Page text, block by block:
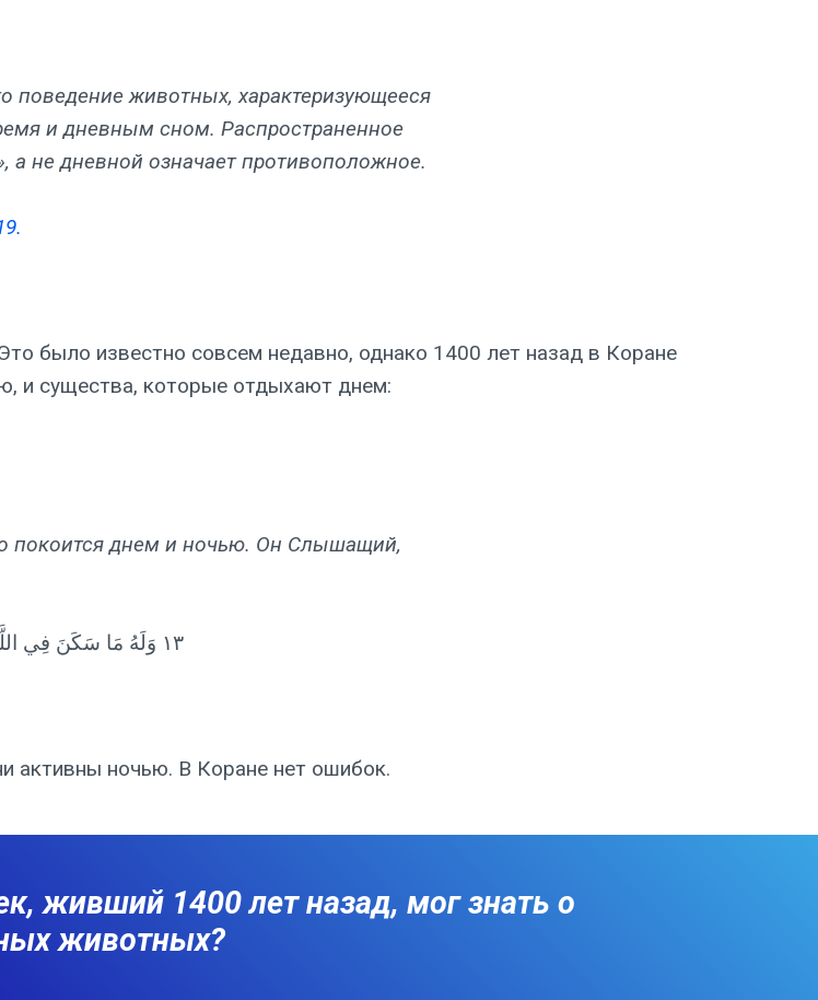
поведение животных, характеризующееся
и дневным сном. Распространенное
а не дневной означает противоположное.
было известно совсем недавно, однако 1400 лет назад в Коране
и существа, которые отдыхают днем:
покоится днем ​​и ночью. Он Слышащий,
١٣ وَلَهُ مَا سَكَنَ فِي اللَّيْلِ وَالنَّهَارِ ۚ وَهُوَ السَّمِيعُ الْعَلِيمُ
активны ночью. В Коране нет ошибок.
живший 1400 лет назад, мог знать о
животных?